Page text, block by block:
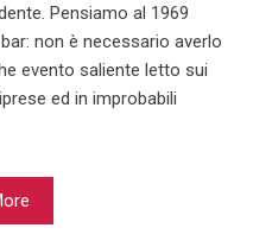
Pensiamo al 1969
non è necessario averlo
evento saliente letto sui
ed in improbabili